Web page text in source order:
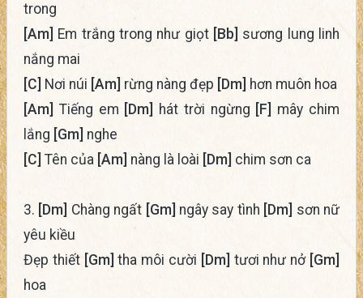
trong
[Am]
Em trắng trong như giọt [Bb] sương lung linh
nắng mai
[C] Nơi núi [Am] rừng nàng đẹp [Dm] hơn muôn hoa
[Am]
Tiếng em [Dm] hát trời ngừng [F]
mây chim
lắng [Gm] nghe
[C] Tên của [Am] nàng là loài [Dm] chim sơn ca
3. [Dm] Chàng ngất [Gm] ngây say tình [Dm] sơn nữ
yêu kiều
Đẹp thiết [Gm] tha môi cười [Dm] tươi như nở [Gm]
hoa